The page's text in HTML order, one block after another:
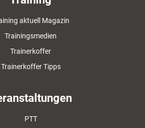
aktuell Magazin
Trainingsmedien
Trainerkoffer
Trainerkoffer Tipps
PTT